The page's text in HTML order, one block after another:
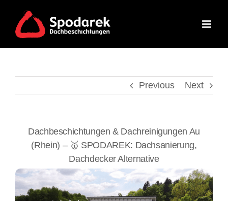
content
Previous Next
Dachbeschichtungen & Dachreinigungen Au
(Rhein) – 🥇 SPODAREK: Dachsanierung,
Dachdecker Alternative